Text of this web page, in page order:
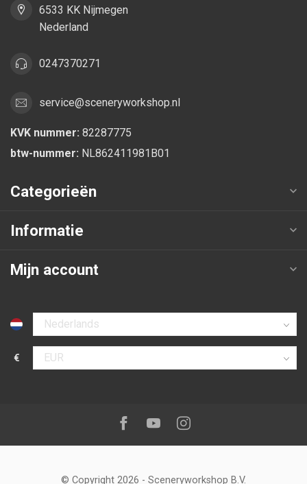
6533 KK Nijmegen
Nederland
0247370271
service@sceneryworkshop.nl
KVK nummer: 82287775
btw-nummer: NL862411981B01
Categorieën
Informatie
Mijn account
Selecteer taal
€
Selecteer valuta
Volg ons op:Facebook
YoutubeInstagram
© Copyright 2026 - Sceneryworkshop B.V.